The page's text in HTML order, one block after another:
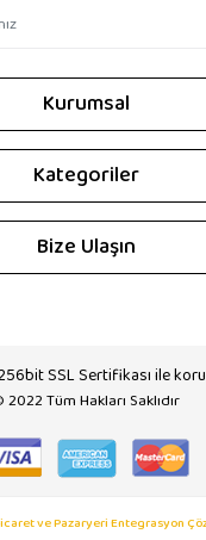
Kurumsal
Kategoriler
Bize Ulaşın
SSL Sertifikası ile
2022Tüm Hakları Saklıdır
ve Pazaryeri Entegrasyon